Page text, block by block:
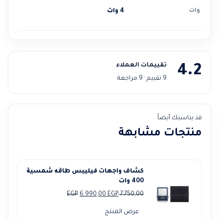
وات 4 وات
4.2
تقييمات العملاء
9 تقييم · 9 مراجعة
قد يناسبك أيضاً
منتجات مشابهة
كشاف واجهات فيليبس طاقه شمسية
400 وات
7.750,00
EGP
السعر 6.990,00EGP
السعر
عرض المنتج